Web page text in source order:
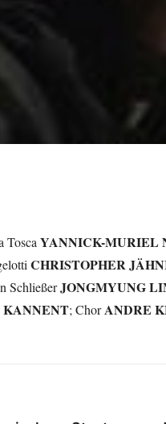
Tosca YANNICK-MURIEL
CHRISTOPHER
SchließerJONGMYUNG
KANNENT; ChorANDRE